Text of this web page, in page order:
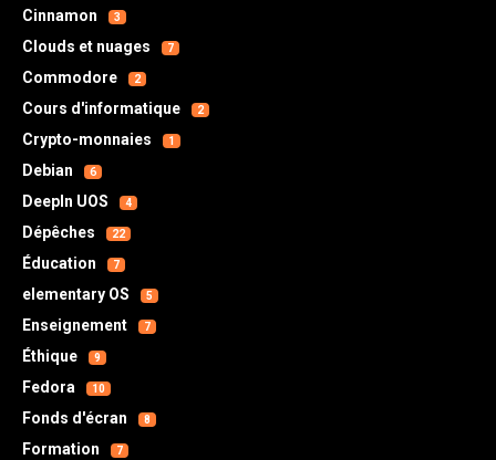
Cinnamon 3
Clouds et nuages 7
Commodore 2
Cours d'informatique 2
Crypto-monnaies 1
Debian 6
DeepIn UOS 4
Dépêches 22
Éducation 7
elementary OS 5
Enseignement 7
Éthique 9
Fedora 10
Fonds d'écran 8
Formation 7